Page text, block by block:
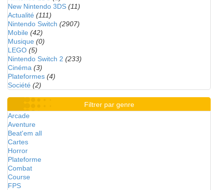
New Nintendo 3DS (11)
Actualité (111)
Nintendo Switch (2907)
Mobile (42)
Musique (0)
LEGO (5)
Nintendo Switch 2 (233)
Cinéma (3)
Plateformes (4)
Société (2)
Filtrer par genre
Arcade
Aventure
Beat'em all
Cartes
Horror
Plateforme
Combat
Course
FPS